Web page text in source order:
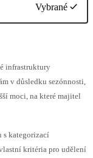
Vybrané
infrastruktury
v důsledku sezónnosti,
moci, na které majitel
s kategorizací
kritéria pro udělení